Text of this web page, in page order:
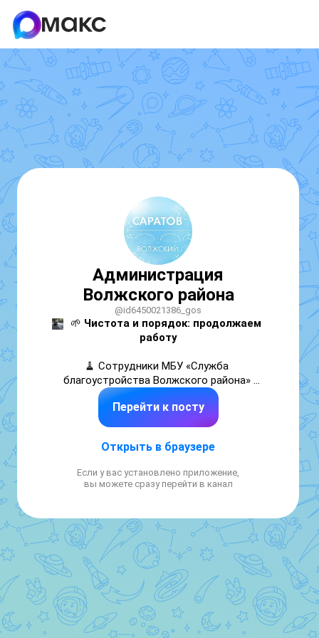
Администрация
Волжского района
@id6450021386_gos
🌱 Чистота и порядок: продолжаем
работу
🧹 Сотрудники МБУ «Служба
благоустройства Волжского района»
ежедневно трудятся на объектах улично-
дорожной сети.
проводились по улицам:
Большая Горная, Большая Затонская,
Курдюмская.
Работы по благоустройству на территории
нашего района продолжаются.
Перейти к посту
Открыть в браузере
Если у вас установлено приложение,
вы можете сразу перейти в канал